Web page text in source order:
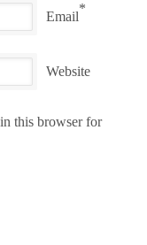
Email
*
Website
this browser for